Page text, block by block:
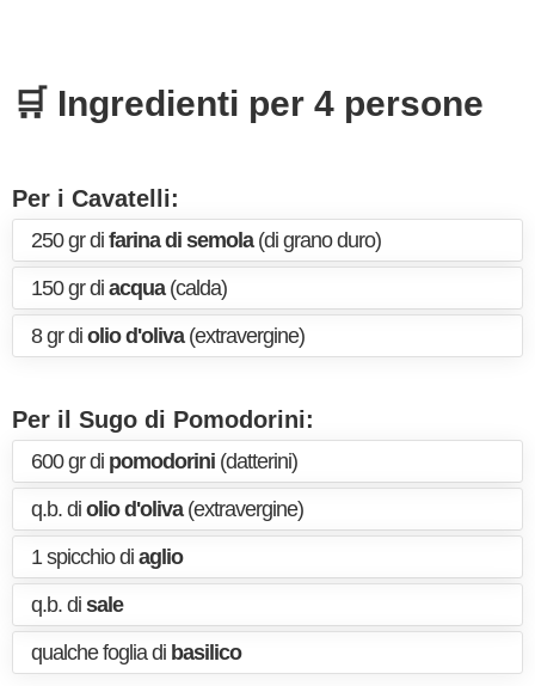
🛒 Ingredienti per 4 persone
Per i Cavatelli:
250 gr di farina di semola(di grano duro)
150 gr di acqua(calda)
8 gr di olio d'oliva(extravergine)
Per il Sugo di Pomodorini:
600 gr di pomodorini (datterini)
q.b. di olio d'oliva(extravergine)
1 spicchio di aglio
q.b. di sale
qualche foglia di basilico